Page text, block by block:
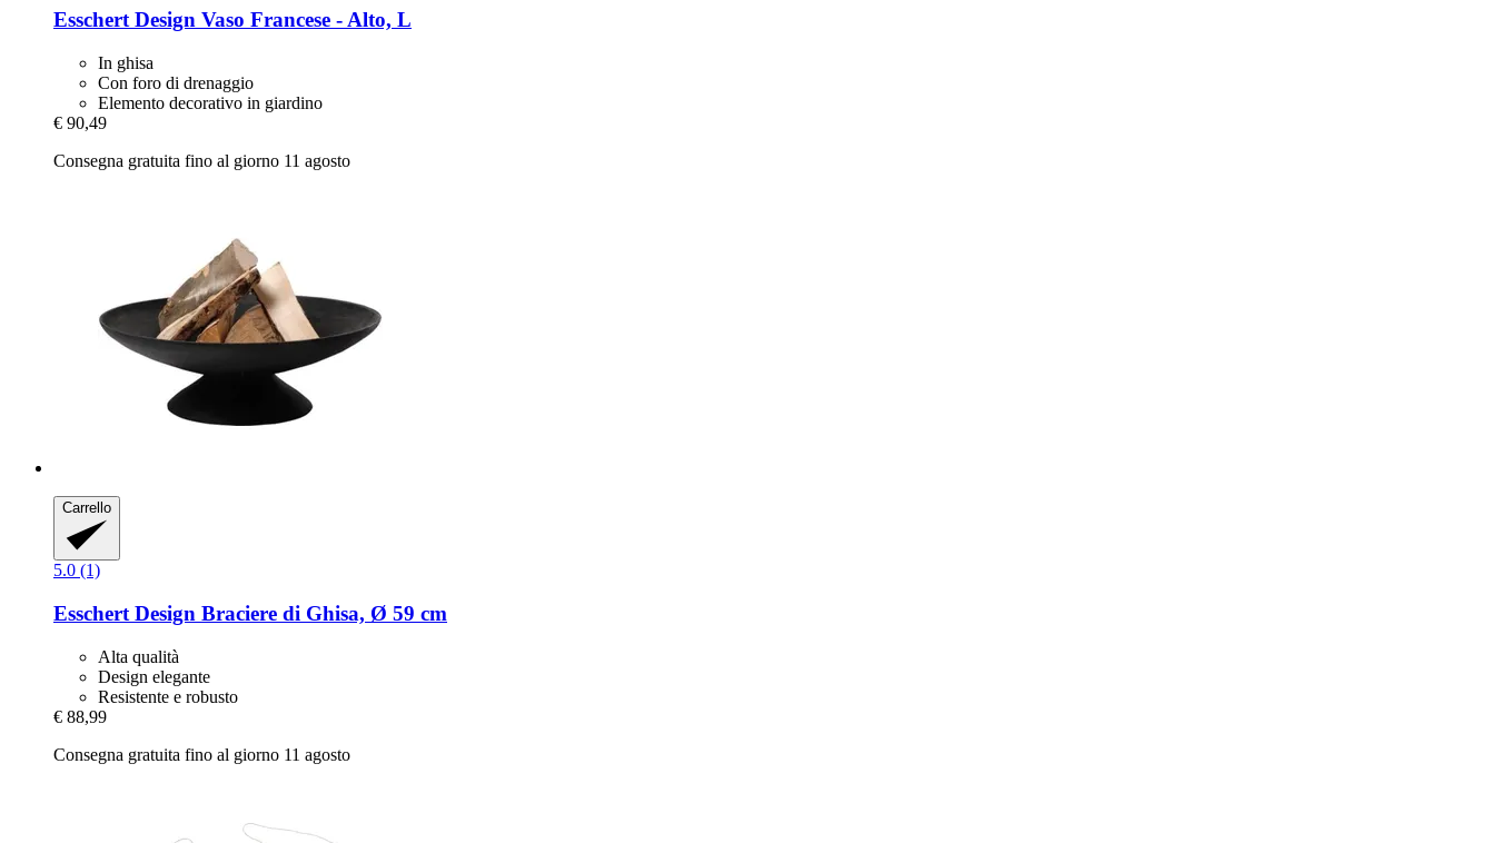
Esschert Design Vaso Francese -​ Alto, L
In ghisa
Con foro di drenaggio
Elemento decorativo in giardino
€ 90,49
Consegna gratuita fino al giorno 11 agosto
Carrello
5.0 (1)
Esschert Design Braciere di Ghisa, Ø 59 cm
Alta qualità
Design elegante
Resistente e robusto
€ 88,99
Consegna gratuita fino al giorno 11 agosto